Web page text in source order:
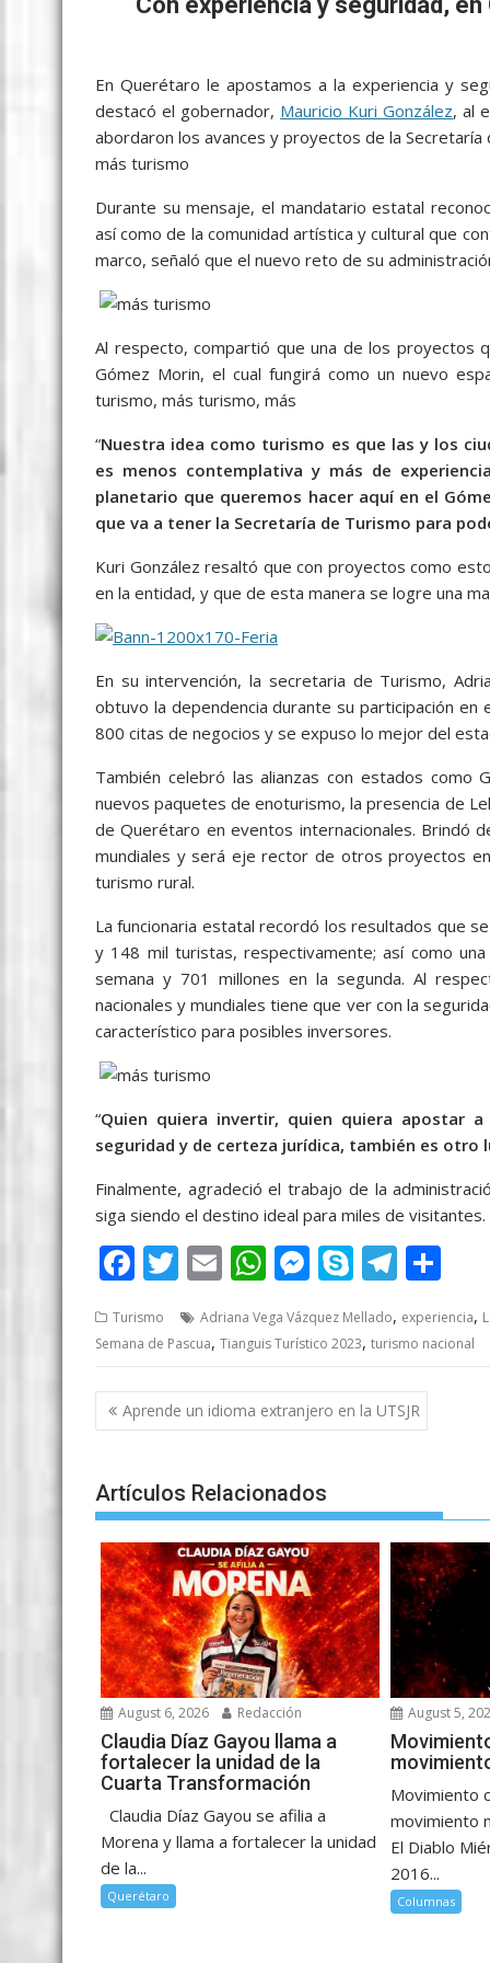
o
k
p
p
g
er
m
En Querétaro le apostamos a la experiencia y
destacó el gobernador, Mauricio Kuri González, al
abordaron los avances y proyectos de la
más turismo
Durante su mensaje, el mandatario estatal
así como de la comunidad artística y cultural que
marco, señaló que el nuevo reto de su
Al respecto, compartió que una de los proyectos
Gómez Morin, el cual fungirá como un nuevo
turismo, más turismo, más
“Nuestra idea como turismo es que las y los
es menos contemplativa y más de
planetario que queremos hacer aquí en el
que va a tener la Secretaría de Turismo para
Kuri González resaltó que con proyectos como
en la entidad, y que de esta manera se logre una
En su intervención, la secretaria de Turismo,
obtuvo la dependencia durante su participación
800 citas de negocios y se expuso lo mejor del
También celebró las alianzas con estados como
nuevos paquetes de enoturismo, la presencia de
de Querétaro en eventos internacionales. Brindó
mundiales y será eje rector de otros proyectos
turismo rural.
La funcionaria estatal recordó los resultados que
y 148 mil turistas, respectivamente; así como
semana y 701 millones en la segunda. Al
nacionales y mundiales tiene que ver con la
característico para posibles inversores.
“Quien quiera invertir, quien quiera apostar
seguridad y de certeza jurídica, también es otro
Finalmente, agradeció el trabajo de la
siga siendo el destino ideal para miles de visitantes.
F
e
b
o
o
T
itt
er
E
ai
l
W
at
s
A
p
M
ss
e
n
g
S
y
p
e
T
e
gr
a
m
ar
e
Turismo Adriana Vega Vázquez Mellado, experiencia,
Semana de Pascua, Tianguis Turístico 2023, turismo nacional
Post
navigation
Aprende un idioma extranjero en la UTSJR
Artículos Relacionados
August 6, 2026 Redacción
Claudia Díaz Gayou llama a
fortalecer la unidad de la
Cuarta Transformación
Claudia Díaz Gayou se afilia a
Morena y llama a fortalecer la unidad
de la...
Querétaro
August 5,
Movimiento
movimiento
El Diablo
2016...
Columnas